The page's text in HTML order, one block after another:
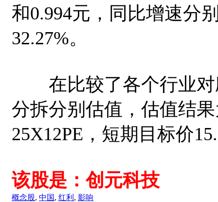
和0.994元，同比增速分
32.27%。
在比较了各个行业对
分拆分别估值，估值结
25X12PE，短期目标价
该股是：创元科技
概念股, 中国, 红利 , 影响